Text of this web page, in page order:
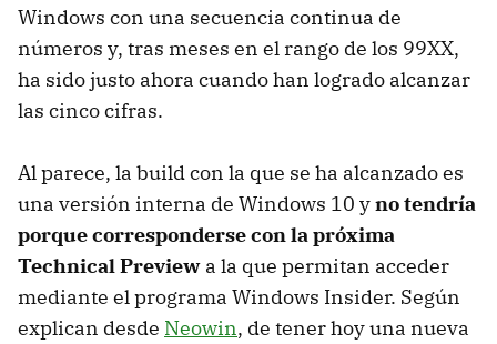
Windows con una secuencia continua de
números y, tras meses en el rango de los 99XX,
ha sido justo ahora cuando han logrado alcanzar
las cinco cifras.
Al parece, la build con la que se ha alcanzado es
una versión interna de Windows 10 yno tendría
porque corresponderse con la próxima
Technical Preview a la que permitan acceder
mediante el programa Windows Insider. Según
explican desde Neowin, de tener hoy una nueva